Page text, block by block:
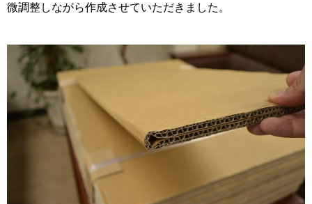
微調整しながら作成させていただきました。